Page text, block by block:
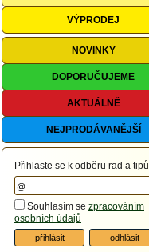
VÝPRODEJ
NOVINKY
DOPORUČUJEME
AKTUÁLNĚ
NEJPRODÁVANĚJŠÍ
Přihlaste se k odběru rad a tipů
Souhlasím se zpracováním
osobních údajů